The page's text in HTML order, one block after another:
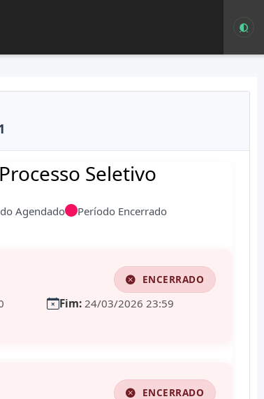
Seletivo
Agendado Período Encerrado
ENCERRADO
Fim: 24/03/2026 23:59
ENCERRADO